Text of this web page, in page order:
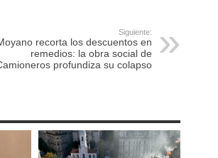
Siguiente:
recorta los descuentos en
remedios: la obra social de
profundiza su colapso